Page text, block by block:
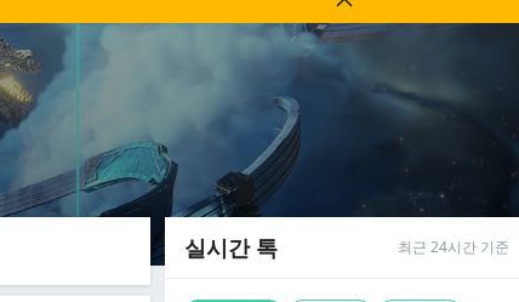
실시간 톡 최근 24시간 기준